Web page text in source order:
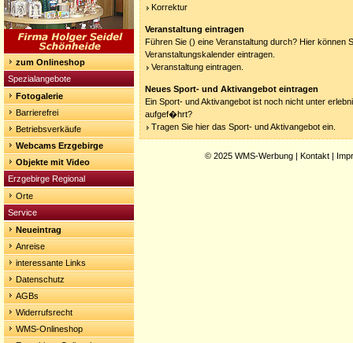
zum Onlineshop
Spezialangebote
Fotogalerie
Barrierefrei
Betriebsverkäufe
Webcams Erzgebirge
Objekte mit Video
Erzgebirge Regional
Orte
Service
Neueintrag
Anreise
interessante Links
Datenschutz
AGBs
Widerrufsrecht
WMS-Onlineshop
Korrektur
Veranstaltung eintragen
Führen Sie () eine Veranstaltung durch? Hier können
Veranstaltungskalender eintragen.
Veranstaltung eintragen.
Neues Sport- und Aktivangebot eintragen
Ein Sport- und Aktivangebot ist noch nicht unter
aufgef�hrt?
Tragen Sie hier das Sport- und Aktivangebot ein.
© 2025 WMS-Werbung | Kontakt |